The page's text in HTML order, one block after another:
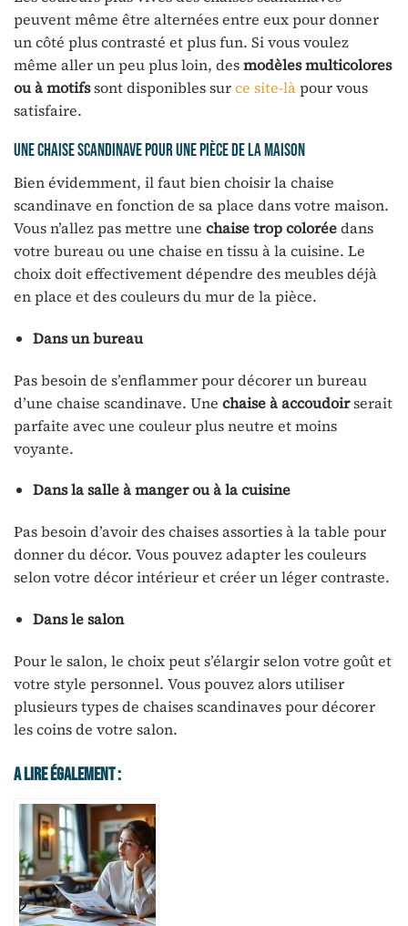
peuvent même être alternées entre eux pour donner
un côté plus contrasté et plus fun. Si vous voulez
même aller un peu plus loin, desmodèles multicolores
ou à motifssont disponibles surce site-làpour vous
satisfaire.
Une chaise scandinave pour une pièce de la maison
Bien évidemment, il faut bien choisir la chaise
scandinave en fonction de sa place dans votre maison.
Vous n’allez pas mettre une chaise trop coloréedans
votre bureau ou une chaise en tissu à la cuisine. Le
choix doit effectivement dépendre des meubles déjà
en place et des couleurs du mur de la pièce.
Dans un bureau
Pas besoin de s’enflammer pour décorer un bureau
d’une chaise scandinave. Une chaise à accoudoirserait
parfaite avec une couleur plus neutre et moins
voyante.
Dans la salle à manger ou à la cuisine
Pas besoin d’avoir des chaises assorties à la table pour
donner du décor. Vous pouvez adapter les couleurs
selon votre décor intérieur et créer un léger contraste.
Dans le salon
Pour le salon, le choix peut s’élargir selon votre goût et
votre style personnel. Vous pouvez alors utiliser
plusieurs types de chaises scandinaves pour décorer
les coins de votre salon.
A Lire Également :